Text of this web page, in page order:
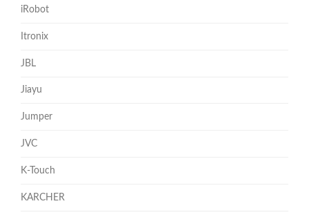
iRobot
Itronix
JBL
Jiayu
Jumper
JVC
K-Touch
KARCHER